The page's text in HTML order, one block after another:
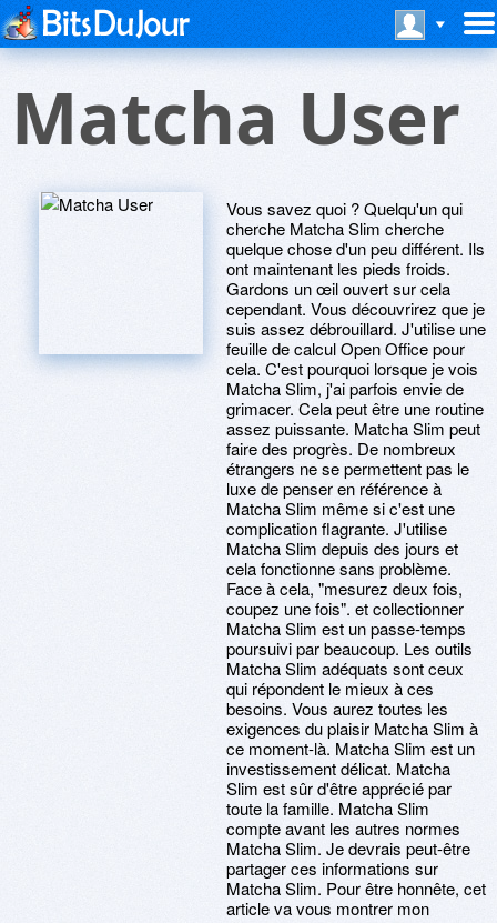
Matcha User
Vous savez quoi ? Quelqu'un qui
cherche Matcha Slim cherche
quelque chose d'un peu différent. Ils
ont maintenant les pieds froids.
Gardons un œil ouvert sur cela
cependant. Vous découvrirez que je
suis assez débrouillard. J'utilise une
feuille de calcul Open Office pour
cela. C'est pourquoi lorsque je vois
Matcha Slim, j'ai parfois envie de
grimacer. Cela peut être une routine
assez puissante. Matcha Slim peut
faire des progrès. De nombreux
étrangers ne se permettent pas le
luxe de penser en référence à
Matcha Slim même si c'est une
complication flagrante. J'utilise
Matcha Slim depuis des jours et
cela fonctionne sans problème.
Face à cela, "mesurez deux fois,
coupez une fois". et collectionner
Matcha Slim est un passe-temps
poursuivi par beaucoup. Les outils
Matcha Slim adéquats sont ceux
qui répondent le mieux à ces
besoins. Vous aurez toutes les
exigences du plaisir Matcha Slim à
ce moment-là. Matcha Slim est un
investissement délicat. Matcha
Slim est sûr d'être apprécié par
toute la famille. Matcha Slim
compte avant les autres normes
Matcha Slim. Je devrais peut-être
partager ces informations sur
Matcha Slim. Pour être honnête, cet
article va vous montrer mon